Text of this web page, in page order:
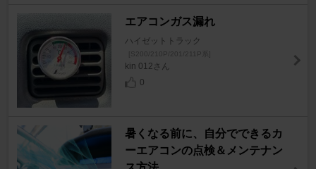
エアコンガス漏れ
ハイゼットトラック
[S200/210P/201/211P系]
kin 012さん
0
暑くなる前に、自分でできるカ
ーエアコンの点検＆メンテナン